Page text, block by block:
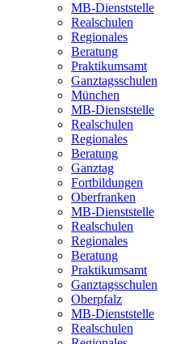
MB-Dienststelle
Realschulen
Regionales
Beratung
Praktikumsamt
Ganztagsschulen
München
MB-Dienststelle
Realschulen
Regionales
Beratung
Ganztag
Fortbildungen
Oberfranken
MB-Dienststelle
Realschulen
Regionales
Beratung
Praktikumsamt
Ganztagsschulen
Oberpfalz
MB-Dienststelle
Realschulen